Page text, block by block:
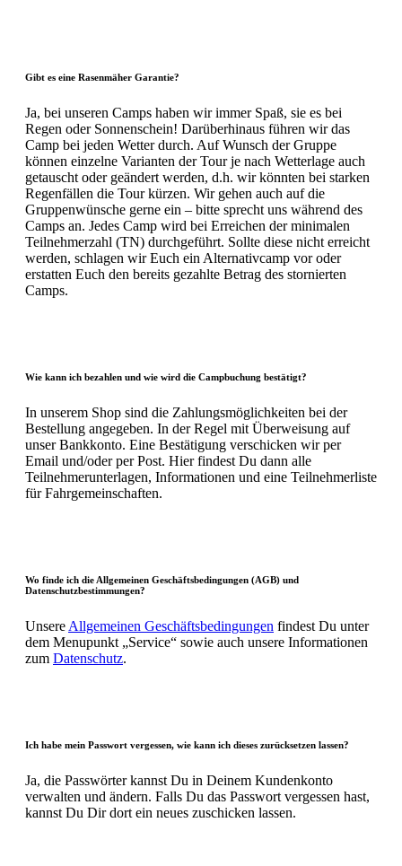
Gibt es eine Rasenmäher Garantie?
Ja, bei unseren Camps haben wir immer Spaß, sie es bei
Regen oder Sonnenschein! Darüberhinaus führen wir das
Camp bei jeden Wetter durch. Auf Wunsch der Gruppe
können einzelne Varianten der Tour je nach Wetterlage auch
getauscht oder geändert werden, d.h. wir könnten bei starken
Regenfällen die Tour kürzen. Wir gehen auch auf die
Gruppenwünsche gerne ein – bitte sprecht uns während des
Camps an. Jedes Camp wird bei Erreichen der minimalen
Teilnehmerzahl (TN) durchgeführt. Sollte diese nicht erreicht
werden, schlagen wir Euch ein Alternativcamp vor oder
erstatten Euch den bereits gezahlte Betrag des stornierten
Camps.
Wie kann ich bezahlen und wie wird die Campbuchung bestätigt?
In unserem Shop sind die Zahlungsmöglichkeiten bei der
Bestellung angegeben. In der Regel mit Überweisung auf
unser Bankkonto. Eine Bestätigung verschicken wir per
Email und/oder per Post. Hier findest Du dann alle
Teilnehmerunterlagen, Informationen und eine Teilnehmerliste
für Fahrgemeinschaften.
Wo finde ich die Allgemeinen Geschäftsbedingungen (AGB) und
Datenschutzbestimmungen?
Unsere Allgemeinen Geschäftsbedingungen findest Du unter
dem Menupunkt „Service“ sowie auch unsere Informationen
zum Datenschutz.
Ich habe mein Passwort vergessen, wie kann ich dieses zurücksetzen lassen?
Ja, die Passwörter kannst Du in Deinem Kundenkonto
verwalten und ändern. Falls Du das Passwort vergessen hast,
kannst Du Dir dort ein neues zuschicken lassen.